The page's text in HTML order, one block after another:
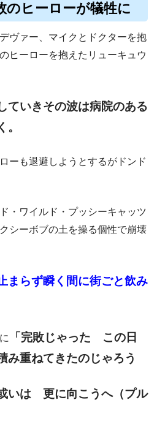
のヒーローが犠牲に
ヴァー、マイクとドクターを抱
ヒーローを抱えたリューキュウ
ていきその波は病院のある
ーも退避しようとするがドンド
・ワイルド・プッシーキャッツ
シーボブの土を操る個性で崩壊
まらず瞬く間に街ごと飲み
「完敗じゃった この日
み重ねてきたのじゃろう
いは 更に向こうへ（プル